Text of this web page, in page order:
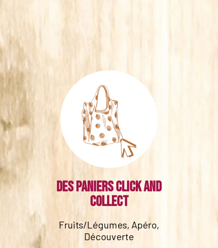
Des paniers click and
collect
Fruits/Légumes, Apéro,
Découverte